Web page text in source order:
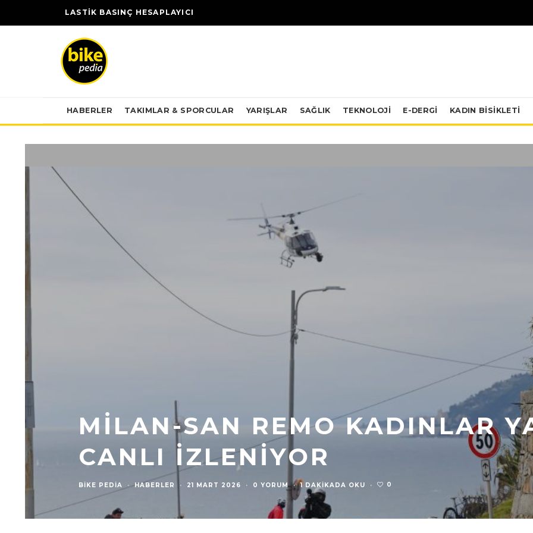
LASTİK BASINÇ HESAPLAYICI
HABERLER TAKIMLAR & SPORCULAR YARIŞLAR SAĞLIK TEKNOLOJI E-DERGİ KADIN BISIKLETI
MILAN-SAN REMO KADINLAR
CANLI İZLENIYOR
BIKE PEDIA · HABERLER · 21 MART 2026 · 0 YORUM · 1 DAKIKADA OKU · 0